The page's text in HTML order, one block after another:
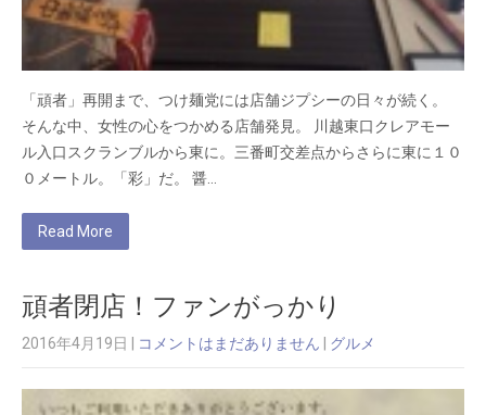
「頑者」再開まで、つけ麺党には店舗ジプシーの日々が続く。
そんな中、女性の心をつかめる店舗発見。 川越東口クレアモー
ル入口スクランブルから東に。三番町交差点からさらに東に１０
０メートル。「彩」だ。 醤…
Read More
頑者閉店！ファンがっかり
2016年4月19日 コメントはまだありません グルメ